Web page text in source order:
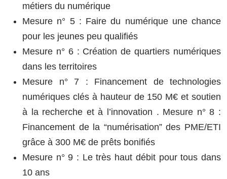
métiers du numérique
Mesure n° 5 : Faire du numérique une chance
pour les jeunes peu qualifiés
Mesure n° 6 : Création de quartiers numériques
dans les territoires
Mesure n° 7 : Financement de technologies
numériques clés à hauteur de 150 M€ et soutien
à la recherche et à l’innovation . Mesure n° 8 :
Financement de la “numérisation” des PME/ETI
grâce à 300 M€ de prêts bonifiés
Mesure n° 9 : Le très haut débit pour tous dans
10 ans